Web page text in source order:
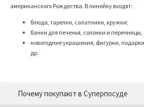
американского Рождества. В линейку входят:
блюда, тарелки, салатники, кружки;
банки для печенья, солонки и
новогодние украшения, фигурки,
др.
Почему покупают в Суперпосуде